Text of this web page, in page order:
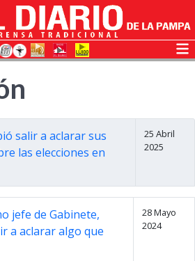
salir a aclarar sus
las elecciones en
25 Abril
2025
jefe de Gabinete,
a aclarar algo que
28 Mayo
2024